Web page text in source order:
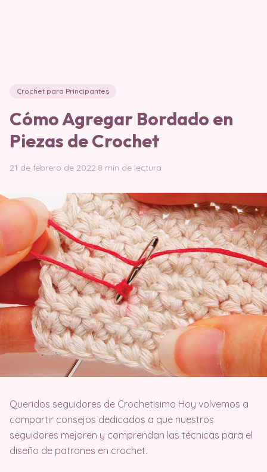
Crochet para Principantes
Cómo Agregar Bordado en
Piezas de Crochet
21 de febrero de 2022·8 min de lectura
Queridos seguidores de Crochetisimo Hoy volvemos a
compartir consejos dedicados a que nuestros
seguidores mejoren y comprendan las técnicas para el
diseño de patrones en crochet.